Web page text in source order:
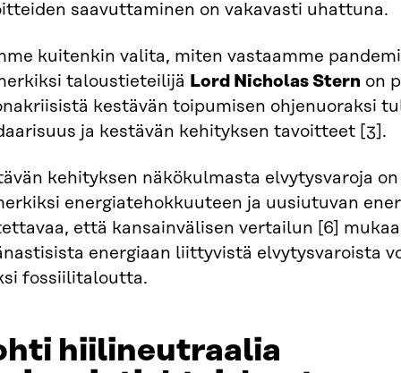
saavuttaminen on vakavasti uhattuna.
kuitenkin valita, miten vastaamme
taloustieteilijä Lord Nicholas Stern on
kestävän toipumisen ohjenuoraksi
ja kestävän kehityksen tavoitteet [3].
kehityksen näkökulmasta elvytysvaroja
energiatehokkuuteen ja uusiutuvan
että kansainvälisen vertailun [6]
energiaan liittyvistä elvytysvaroista
fossiilitaloutta.
hiilineutraalia